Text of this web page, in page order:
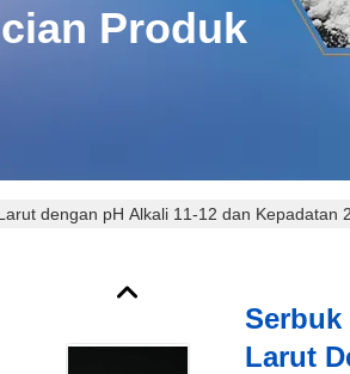
Produk
dengan pH Alkali 11-12 dan Kepadatan
Serbuk
Larut